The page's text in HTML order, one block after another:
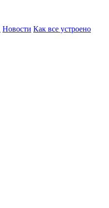
Новости Как все устроено